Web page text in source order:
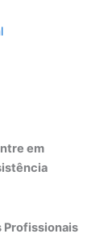
em
Profissionais